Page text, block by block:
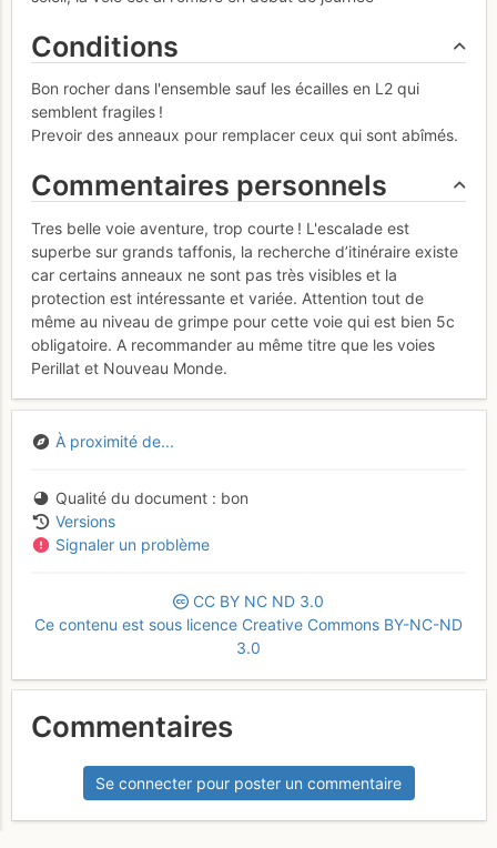
Conditions
Bon rocher dans l'ensemble sauf les écailles en L2 qui
semblent fragiles !
Prevoir des anneaux pour remplacer ceux qui sont abîmés.
Commentaires personnels
Tres belle voie aventure, trop courte ! L'escalade est
superbe sur grands taffonis, la recherche d’itinéraire existe
car certains anneaux ne sont pas très visibles et la
protection est intéressante et variée. Attention tout de
même au niveau de grimpe pour cette voie qui est bien 5c
obligatoire. A recommander au même titre que les voies
Perillat et Nouveau Monde.
À proximité de...
Qualité du document
bon
Versions
Signaler un problème
CC BY NC ND 3.0
Ce contenu est sous licence Creative Commons BY-NC-ND
3.0
Commentaires
Se connecter pour poster un commentaire